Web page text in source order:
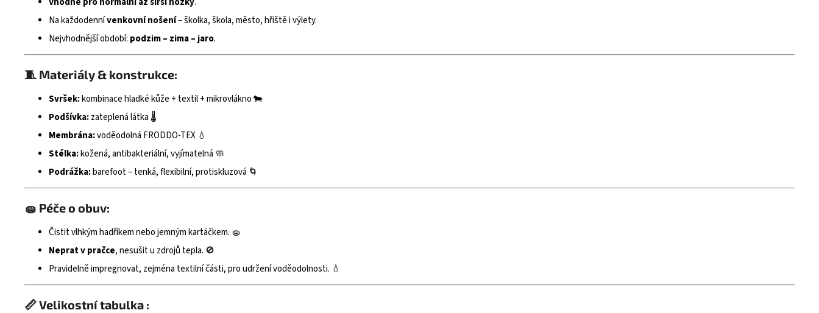
Na každodennívenkovní nošení– školka, škola, město, hřiště i výlety.
Nejvhodnější období: podzim – zima – jaro.
🧵 Materiály & konstrukce:
Svršek:kombinace hladké kůže + textil + mikrovlákno 🐄
Podšívka:zateplená látka 🌡️
Membrána:voděodolná FRODDO-TEX 💧
Stélka:kožená, antibakteriální, vyjímatelná 🧼
Podrážka:barefoot – tenká, flexibilní, protiskluzová 🌀
🧽 Péče o obuv:
Čistit vlhkým hadříkem nebo jemným kartáčkem. 🧽
Neprat v pračce, nesušit u zdrojů tepla. 🚫
Pravidelně impregnovat, zejména textilní části, pro udržení voděodolnosti. 💧
📏 Velikostní tabulka :